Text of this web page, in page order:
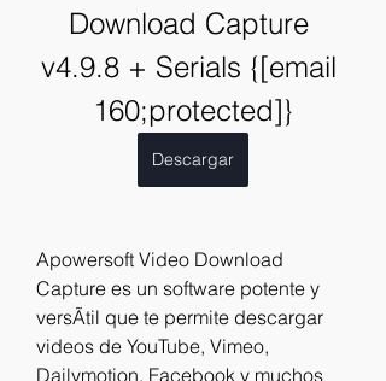
Download Capture
v4.9.8 + Serials {[email
160;protected]}
Descargar
Apowersoft Video Download
Capture es un software potente y
versÃtil que te permite descargar
videos de YouTube, Vimeo,
Dailymotion, Facebook y muchos